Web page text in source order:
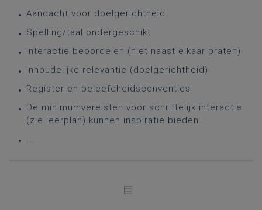
Aandacht voor doelgerichtheid
Spelling/taal ondergeschikt
Interactie beoordelen (niet naast elkaar praten)
Inhoudelijke relevantie (doelgerichtheid)
Register en beleefdheidsconventies
De minimumvereisten voor schriftelijk interactie
(zie leerplan) kunnen inspiratie bieden.
...